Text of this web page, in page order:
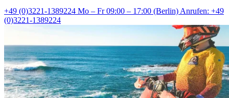
+49 (0)3221-1389224 Mo – Fr 09:00 – 17:00 (Berlin)Anrufen: +49
(0)3221-1389224